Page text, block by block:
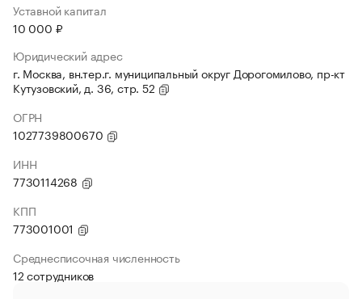
Уставной капитал
10 000 ₽
Юридический адрес
г. Москва, вн.тер.г. муниципальный округ Дорогомилово, пр-кт
Кутузовский, д. 36, стр. 52
ОГРН
1027739800670
ИНН
7730114268
КПП
773001001
Среднесписочная численность
12 сотрудников